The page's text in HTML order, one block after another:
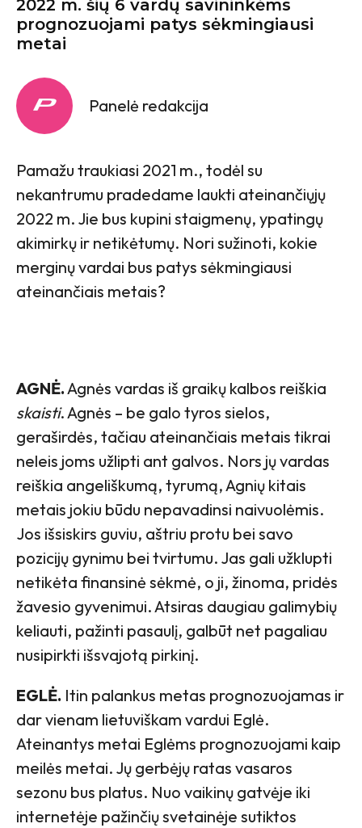
2022 m. šių 6 vardų savininkėms
prognozuojami patys sėkmingiausi
metai
Panelė redakcija
Pamažu traukiasi 2021 m., todėl su
nekantrumu pradedame laukti ateinančiųjų
2022 m. Jie bus kupini staigmenų, ypatingų
akimirkų ir netikėtumų. Nori sužinoti, kokie
merginų vardai bus patys sėkmingiausi
ateinančiais metais?
AGNĖ.Agnės vardas iš graikų kalbos reiškia
skaisti. Agnės – be galo tyros sielos,
geraširdės, tačiau ateinančiais metais tikrai
neleis joms užlipti ant galvos. Nors jų vardas
reiškia angeliškumą, tyrumą, Agnių kitais
metais jokiu būdu nepavadinsi naivuolėmis.
Jos išsiskirs guviu, aštriu protu bei savo
pozicijų gynimu bei tvirtumu. Jas gali užklupti
netikėta finansinė sėkmė, o ji, žinoma, pridės
žavesio gyvenimui. Atsiras daugiau galimybių
keliauti, pažinti pasaulį, galbūt net pagaliau
nusipirkti išsvajotą pirkinį.
EGLĖ. Itin palankus metas prognozuojamas ir
dar vienam lietuviškam vardui Eglė.
Ateinantys metai Eglėms prognozuojami kaip
meilės metai. Jų gerbėjų ratas vasaros
sezonu bus platus. Nuo vaikinų gatvėje iki
internetėje pažinčių svetainėje sutiktos